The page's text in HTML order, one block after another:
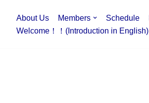
About Us Members Schedule
Welcome！！(Introduction in English)